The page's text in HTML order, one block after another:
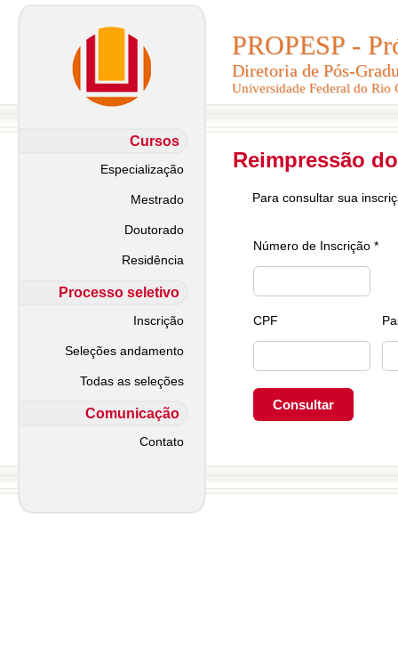
PROPESP -
Diretoria de Pós-
Universidade Federal do Rio
PROPESP -
Diretoria de Pós-
Universidade Federal do Rio
Cursos
Especialização
Mestrado
Doutorado
Residência
Processo seletivo
Inscrição
Seleções andamento
Todas as seleções
Comunicação
Contato
Reimpressão
Para consultar sua
Número de Inscrição *
CPF